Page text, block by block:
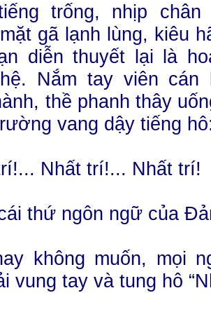
trống, nhịp
gã lạnh lùng, kiêu
diễn thuyết lại là
Nắm tay viên cán
thề phanh thây
vang dậy tiếng
Nhất trí!... Nhất trí!
thứ ngôn ngữ của
không muốn, mọi
vung tay và tung hô